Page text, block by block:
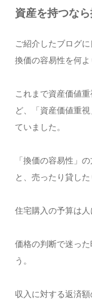
資産を持つな
ご紹介したブログ
換価の容易性を何よ
これまで資産価値
ど、「資産価値重
ていました。
「換価の容易性」
と、売ったり貸し
住宅購入の予算は人
価格の判断で迷っ
う。
収入に対する返済